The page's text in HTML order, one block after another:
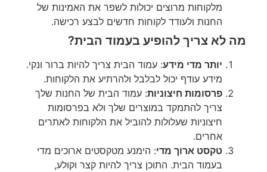
מלקוחות מרוצים יכולות לשפר את האמינות של
החנות ולעודד לקוחות חדשים לבצע רכישה.
מה לא צריך להופיע בעמוד הבית?
יותר מדי מידע: עמוד הבית צריך להיות ברור ונקי.
מידע עודף יכול לבלבל ולהרתיע את הלקוחות.
פרסומות חיצוניות: עמוד הבית של החנות שלך
צריך להתמקד במוצרים שלך ולא בפרסומות
חיצוניות שעלולות להוביל את הלקוחות לאתרים
אחרים.
טקסט ארוך מדי: הימנע מטקסטים ארוכים מדי
בעמוד הבית. התוכן צריך להיות קצר וקולע,